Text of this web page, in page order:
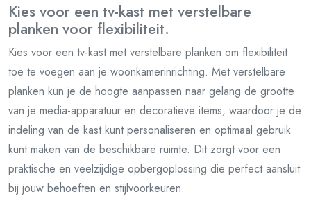
Kies voor een tv-kast met verstelbare
planken voor flexibiliteit.
Kies voor een tv-kast met verstelbare planken om flexibiliteit
toe te voegen aan je woonkamerinrichting. Met verstelbare
planken kun je de hoogte aanpassen naar gelang de grootte
van je media-apparatuur en decoratieve items, waardoor je de
indeling van de kast kunt personaliseren en optimaal gebruik
kunt maken van de beschikbare ruimte. Dit zorgt voor een
praktische en veelzijdige opbergoplossing die perfect aansluit
bij jouw behoeften en stijlvoorkeuren.